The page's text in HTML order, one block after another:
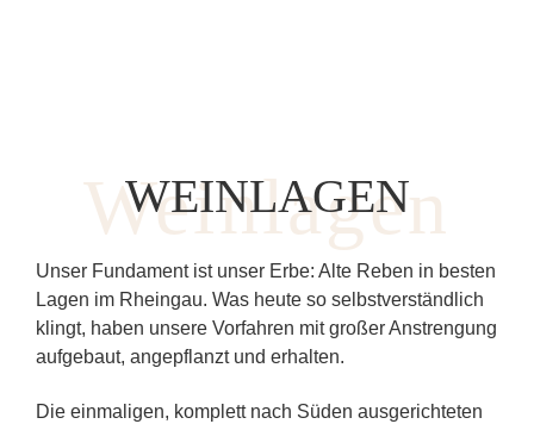
WEINLAGEN
Unser Fundament ist unser Erbe: Alte Reben in besten
Lagen im Rheingau. Was heute so selbstverständlich
klingt, haben unsere Vorfahren mit großer Anstrengung
aufgebaut, angepflanzt und erhalten.
Die einmaligen, komplett nach Süden ausgerichteten